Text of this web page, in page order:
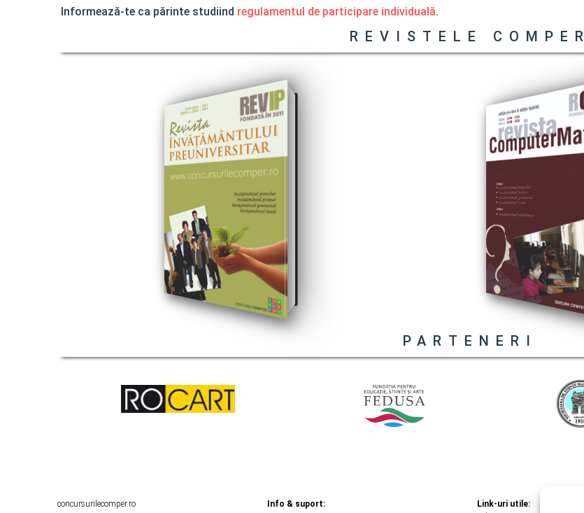
Informează-te ca părinte studiind regulamentul de participare individuală.
REVISTELE COMPER
PARTENERI
concursurilecomper.ro
Info & suport:
Link-uri utile: